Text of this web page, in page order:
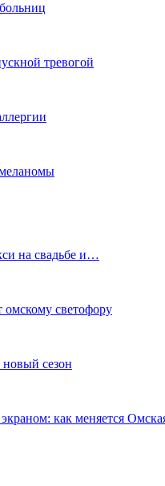
тревогой
на свадьбе и…
светофору
сезон
как меняется